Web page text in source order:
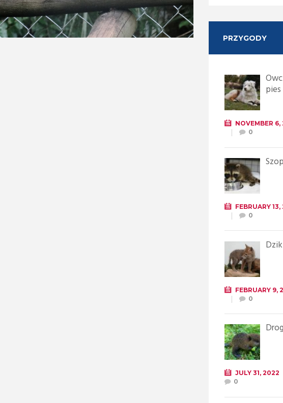
PRZYGODY
NOVEMBER 6,
0
FEBRUARY
0
FEBRUARY 9,
0
JULY 31, 2022
0